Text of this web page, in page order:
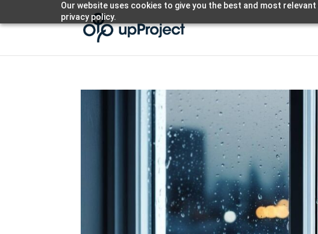
Our website uses cookies to give you the best and most
privacy policy.